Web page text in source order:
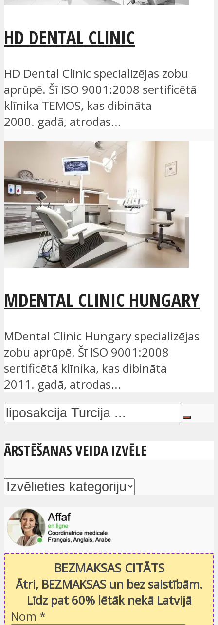
HD DENTAL CLINIC
HD Dental Clinic specializējas zobu
aprūpē. Šī ISO 9001:2008 sertificētā
klīnika TEMOS, kas dibināta
2000. gadā, atrodas...
MDENTAL CLINIC HUNGARY
MDental Clinic Hungary specializējas
zobu aprūpē. Šī ISO 9001:2008
sertificētā klīnika, kas dibināta
2011. gadā, atrodas...
ĀRSTĒŠANAS VEIDA IZVĒLE
BEZMAKSAS CITĀTS
Ātri, BEZMAKSAS un bez saistībām.
Līdz pat 60% lētāk nekā Latvijā
Nom *